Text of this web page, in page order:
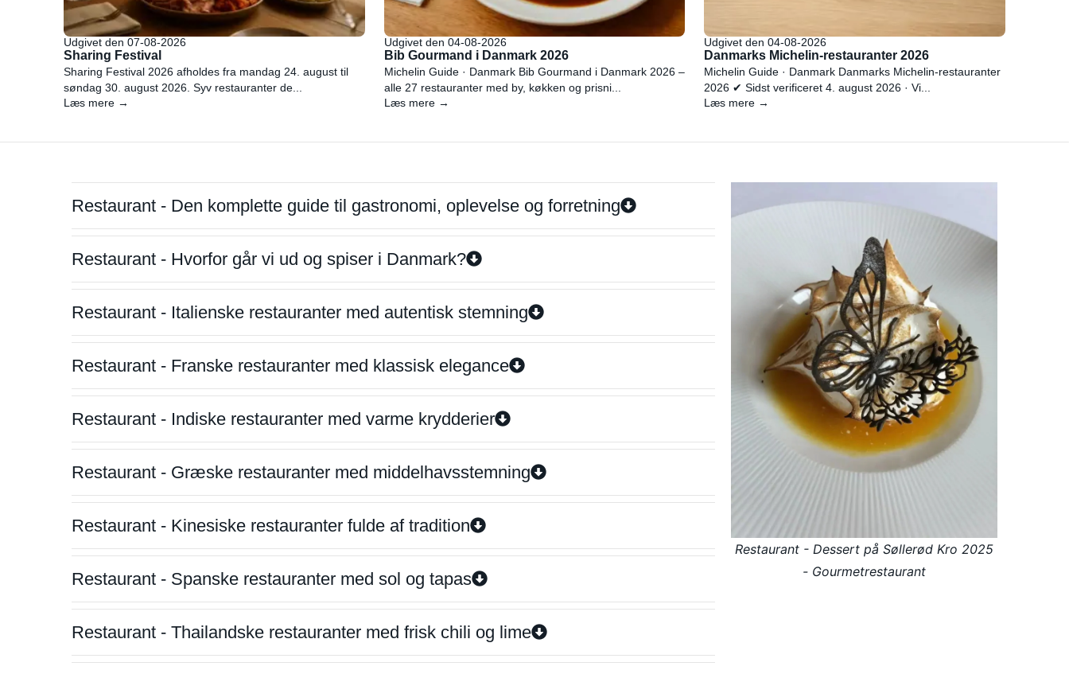
Udgivet den 07-08-2026
Sharing Festival
Sharing Festival 2026 afholdes fra mandag 24. august til
søndag 30. august 2026. Syv restauranter de...
Læs mere →
Udgivet den 04-08-2026
Bib Gourmand i Danmark 2026
Michelin Guide · Danmark Bib Gourmand i Danmark 2026 –
alle 27 restauranter med by, køkken og prisni...
Læs mere →
Udgivet den 04-08-2026
Danmarks Michelin-restauranter 2026
Michelin Guide · Danmark Danmarks Michelin-restauranter
2026 ✔ Sidst verificeret 4. august 2026 · Vi...
Læs mere →
Restaurant - Den komplette guide til gastronomi, oplevelse og forretning
Restaurant - Hvorfor går vi ud og spiser i Danmark?
Restaurant - Italienske restauranter med autentisk stemning
Restaurant - Franske restauranter med klassisk elegance
Restaurant - Indiske restauranter med varme krydderier
Restaurant - Græske restauranter med middelhavsstemning
Restaurant - Kinesiske restauranter fulde af tradition
Restaurant - Spanske restauranter med sol og tapas
Restaurant - Thailandske restauranter med frisk chili og lime
Restaurant - Dessert på Søllerød Kro 2025
- Gourmetrestaurant